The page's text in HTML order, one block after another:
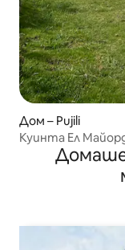
Дом – Pujili
Куинта Ел